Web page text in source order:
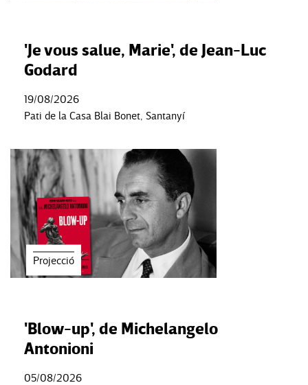
'Je vous salue, Marie', de Jean-Luc
Godard
19/08/2026
Pati de la Casa Blai Bonet, Santanyí
Projecció
'Blow-up', de Michelangelo
Antonioni
05/08/2026